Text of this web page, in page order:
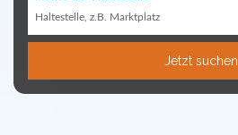
Haltestelle, z.B. Marktplatz
Jetzt suchen